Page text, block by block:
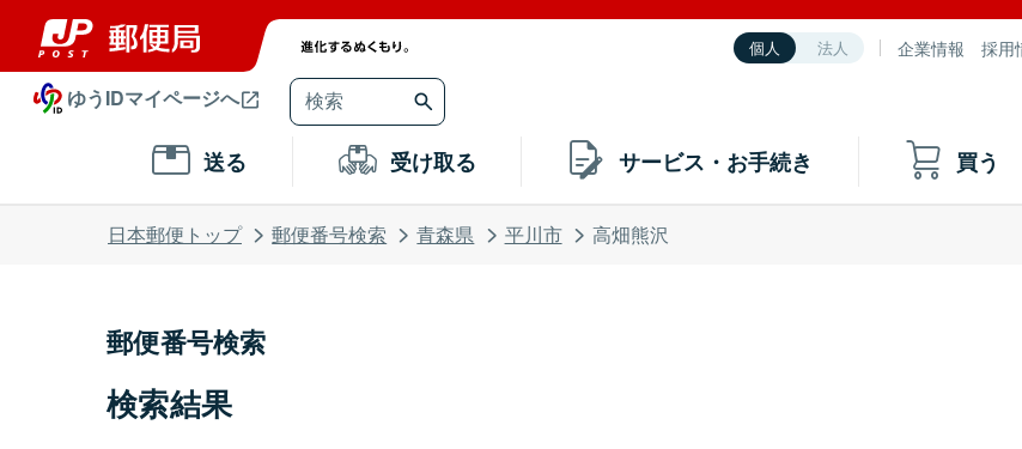
個人 法人 企業情報 採用
ゆうIDマイページへ
送る 受け取る サービス・お手続き 買う
日本郵便トップ 郵便番号検索 青森県 平川市 高畑熊沢
郵便番号検索
検索結果